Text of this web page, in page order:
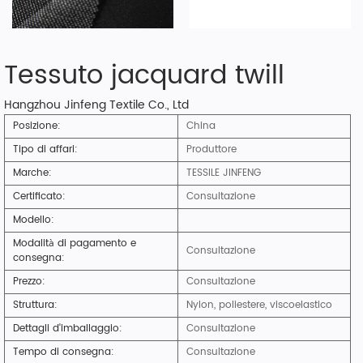
Tessuto jacquard twill
Hangzhou Jinfeng Textile Co., Ltd
Posizione:
China
Tipo di affari:
Produttore
Marche:
TESSILE JINFENG
Certificato:
Consultazione
Modello:
Modalità di pagamento e
consegna:
Consultazione
Prezzo:
Consultazione
Struttura:
Nylon, poliestere, viscoelastico
Dettagli d'imballaggio:
Consultazione
Tempo di consegna:
Consultazione